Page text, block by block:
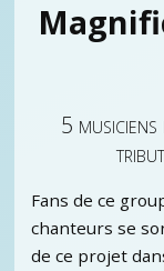
5
Fans de ce
chanteurs se
de ce projet